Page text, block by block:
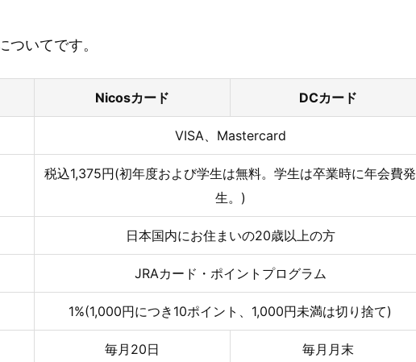
ついてです。
Nicosカード DCカード
VISA、Mastercard
税込1,375円(初年度および学生は無料。学生は卒業時に年会費発
生。)
日本国内にお住まいの20歳以上の方
JRAカード・ポイントプログラム
1%(1,000円につき10ポイント、1,000円未満は切り捨て)
毎月20日 毎月月末